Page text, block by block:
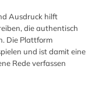
Ausdruck hilft
die authentisch
Die Plattform
und ist damit eine
Rede verfassen